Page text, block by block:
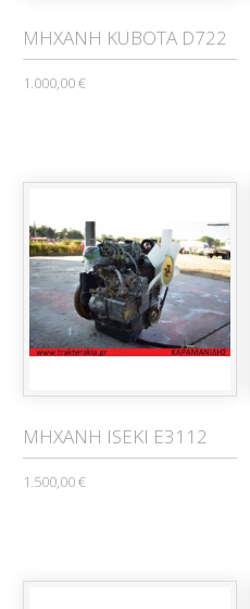
ΜΗΧΑΝΗ KUBOTA D722
1.000,00 €
ΜΗΧΑΝΗ ISEKI E3112
1.500,00 €